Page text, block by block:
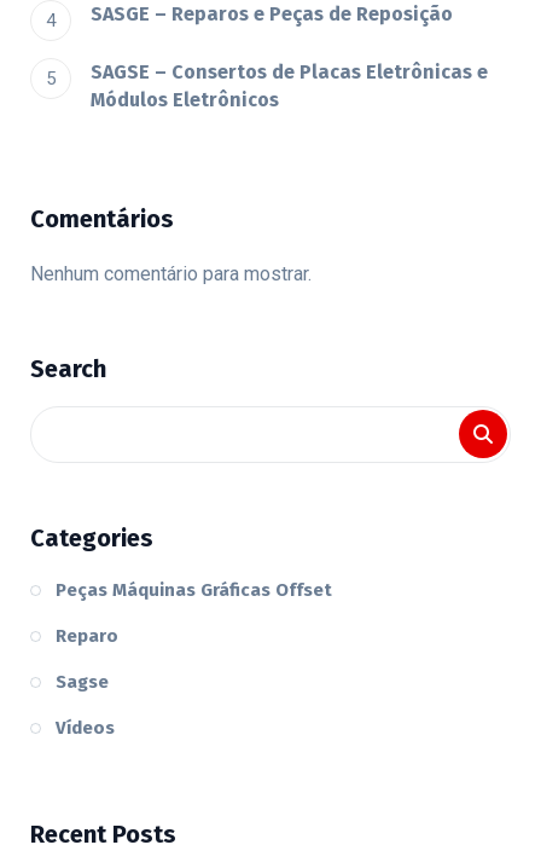
SASGE – Reparos e Peças de Reposição
SAGSE – Consertos de Placas Eletrônicas e
Módulos Eletrônicos
Comentários
Nenhum comentário para mostrar.
Search
Categories
Peças Máquinas Gráficas Offset
Reparo
Sagse
Vídeos
Recent Posts